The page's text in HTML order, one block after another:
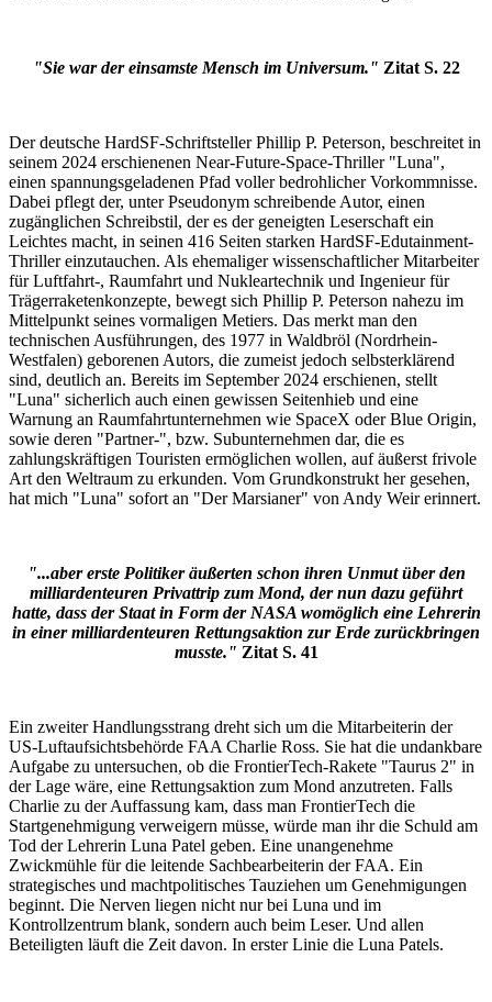
"Sie war der einsamste Mensch im Universum." Zitat S. 22
Der deutsche HardSF-Schriftsteller Phillip P. Peterson, beschreitet in
seinem 2024 erschienenen Near-Future-Space-Thriller "Luna",
einen spannungsgeladenen Pfad voller bedrohlicher Vorkommnisse.
Dabei pflegt der, unter Pseudonym schreibende Autor, einen
zugänglichen Schreibstil, der es der geneigten Leserschaft ein
Leichtes macht, in seinen 416 Seiten starken HardSF-Edutainment-
Thriller einzutauchen. Als ehemaliger wissenschaftlicher Mitarbeiter
für Luftfahrt-, Raumfahrt und Nukleartechnik und Ingenieur für
Trägerraketenkonzepte, bewegt sich Phillip P. Peterson nahezu im
Mittelpunkt seines vormaligen Metiers. Das merkt man den
technischen Ausführungen, des 1977 in Waldbröl (Nordrhein-
Westfalen) geborenen Autors, die zumeist jedoch selbsterklärend
sind, deutlich an. Bereits im September 2024 erschienen, stellt
"Luna" sicherlich auch einen gewissen Seitenhieb und eine
Warnung an Raumfahrtunternehmen wie SpaceX oder Blue Origin,
sowie deren "Partner-", bzw. Subunternehmen dar, die es
zahlungskräftigen Touristen ermöglichen wollen, auf äußerst frivole
Art den Weltraum zu erkunden. Vom Grundkonstrukt her gesehen,
hat mich "Luna" sofort an "Der Marsianer" von Andy Weir erinnert.
"...aber erste Politiker äußerten schon ihren Unmut über den
milliardenteuren Privattrip zum Mond, der nun dazu geführt
hatte, dass der Staat in Form der NASA womöglich eine Lehrerin
in einer milliardenteuren Rettungsaktion zur Erde zurückbringen
musste." Zitat S. 41
Ein zweiter Handlungsstrang dreht sich um die Mitarbeiterin der
US-Luftaufsichtsbehörde FAA Charlie Ross. Sie hat die undankbare
Aufgabe zu untersuchen, ob die FrontierTech-Rakete "Taurus 2" in
der Lage wäre, eine Rettungsaktion zum Mond anzutreten. Falls
Charlie zu der Auffassung kam, dass man FrontierTech die
Startgenehmigung verweigern müsse, würde man ihr die Schuld am
Tod der Lehrerin Luna Patel geben. Eine unangenehme
Zwickmühle für die leitende Sachbearbeiterin der FAA. Ein
strategisches und machtpolitisches Tauziehen um Genehmigungen
beginnt. Die Nerven liegen nicht nur bei Luna und im
Kontrollzentrum blank, sondern auch beim Leser. Und allen
Beteiligten läuft die Zeit davon. In erster Linie die Luna Patels.